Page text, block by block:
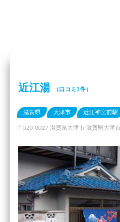
近江湯 （口コミ1件）
滋賀県 大津市 近江神宮前駅
〒520-0027 滋賀県大津市 滋賀県大津